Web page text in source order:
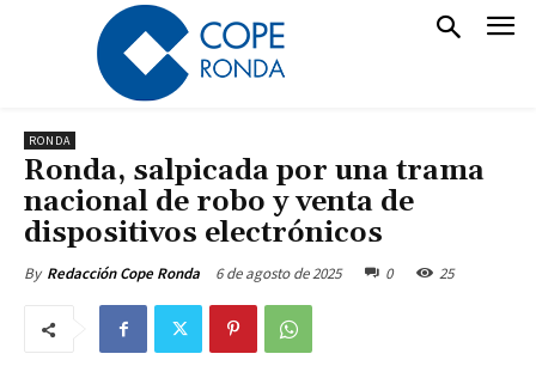
RONDA
Ronda, salpicada por una trama
nacional de robo y venta de
dispositivos electrónicos
By Redacción Cope Ronda 6 de agosto de 2025 0 25